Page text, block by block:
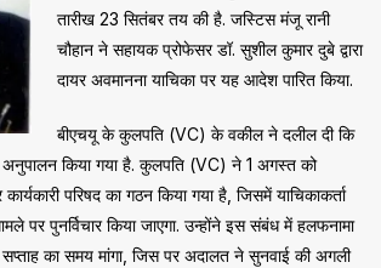
तारीख 23 सितंबर तय की है. जस्टिस मंजू रानी
चौहान ने सहायक प्रोफेसर डॉ. सुशील कुमार दुबे द्वारा
दायर अवमानना याचिका पर यह आदेश पारित किया.
बीएचयू के कुलपति (VC) के वकील ने दलील दी कि
अनुपालन किया गया है. कुलपति (VC) ने 1 अगस्त को
परिषद का गठन किया गया है, जिसमें याचिकाकर्ता
पर पुनर्विचार किया जाएगा. उन्होंने इस संबंध में हलफनामा
का समय मांगा, जिस पर अदालत ने सुनवाई की अगली